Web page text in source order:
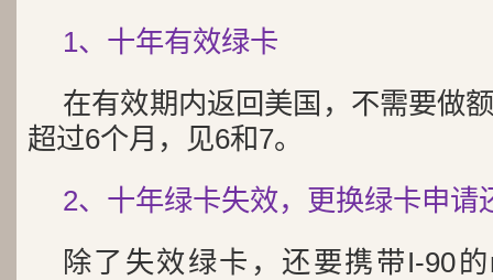
1、十年有效绿卡
在有效期内返回美国，不需要做
超过6个月，见6和7。
2、十年绿卡失效，更换绿卡申请
除了失效绿卡，还要携带I-90